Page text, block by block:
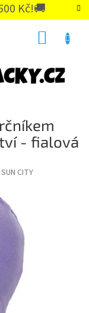
Kč!🚚
- fialová
SUN CITY